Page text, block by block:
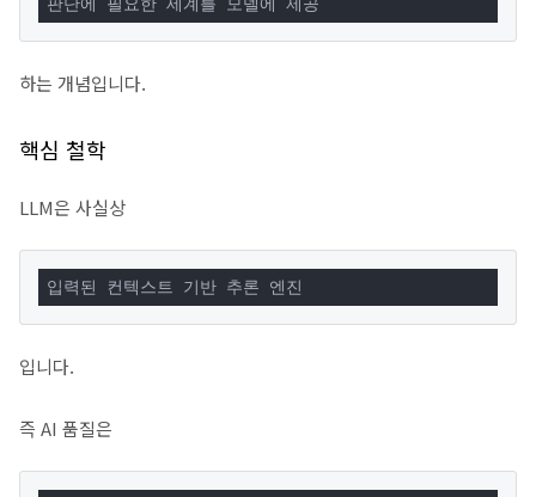
하는 개념입니다.
핵심 철학
LLM은 사실상
입력된 컨텍스트 기반 추론 엔진
입니다.
즉 AI 품질은